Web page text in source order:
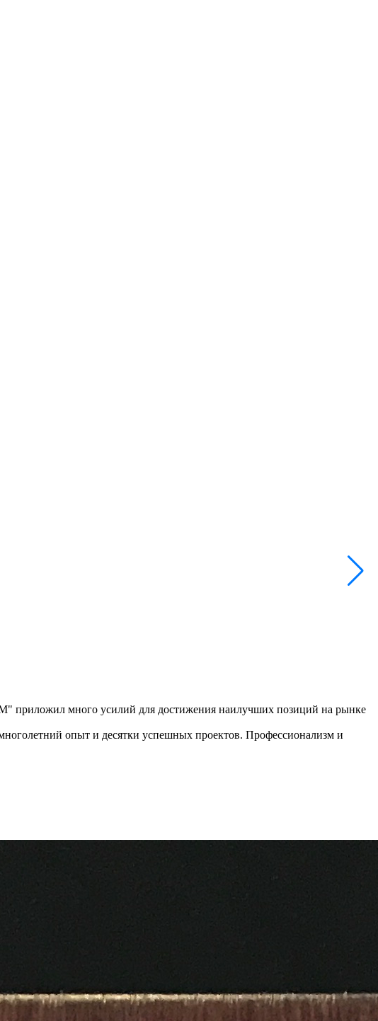
приложил много усилий для достижения наилучших позиций на рынке
опыт и десятки успешных проектов. Профессионализм и